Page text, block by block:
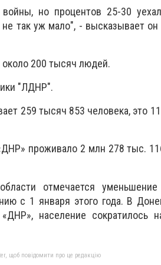
но процентов 25-30
так уж мало", - высказывает
около 200 тысяч людей.
"ЛДНР".
259 тысяч 853 человека, это
проживало 2 млн 278 тыс.
отмечается
с 1 января этого года. В
«ДНР», население
щоб повідомити про це редакцію